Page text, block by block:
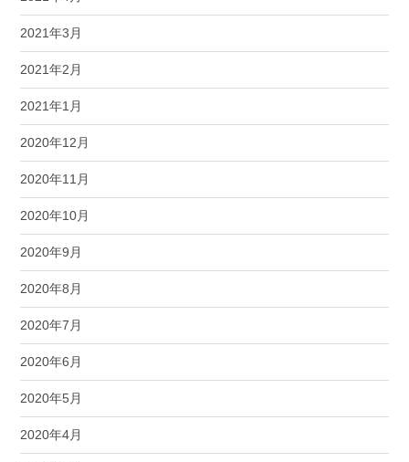
2021年3月
2021年2月
2021年1月
2020年12月
2020年11月
2020年10月
2020年9月
2020年8月
2020年7月
2020年6月
2020年5月
2020年4月